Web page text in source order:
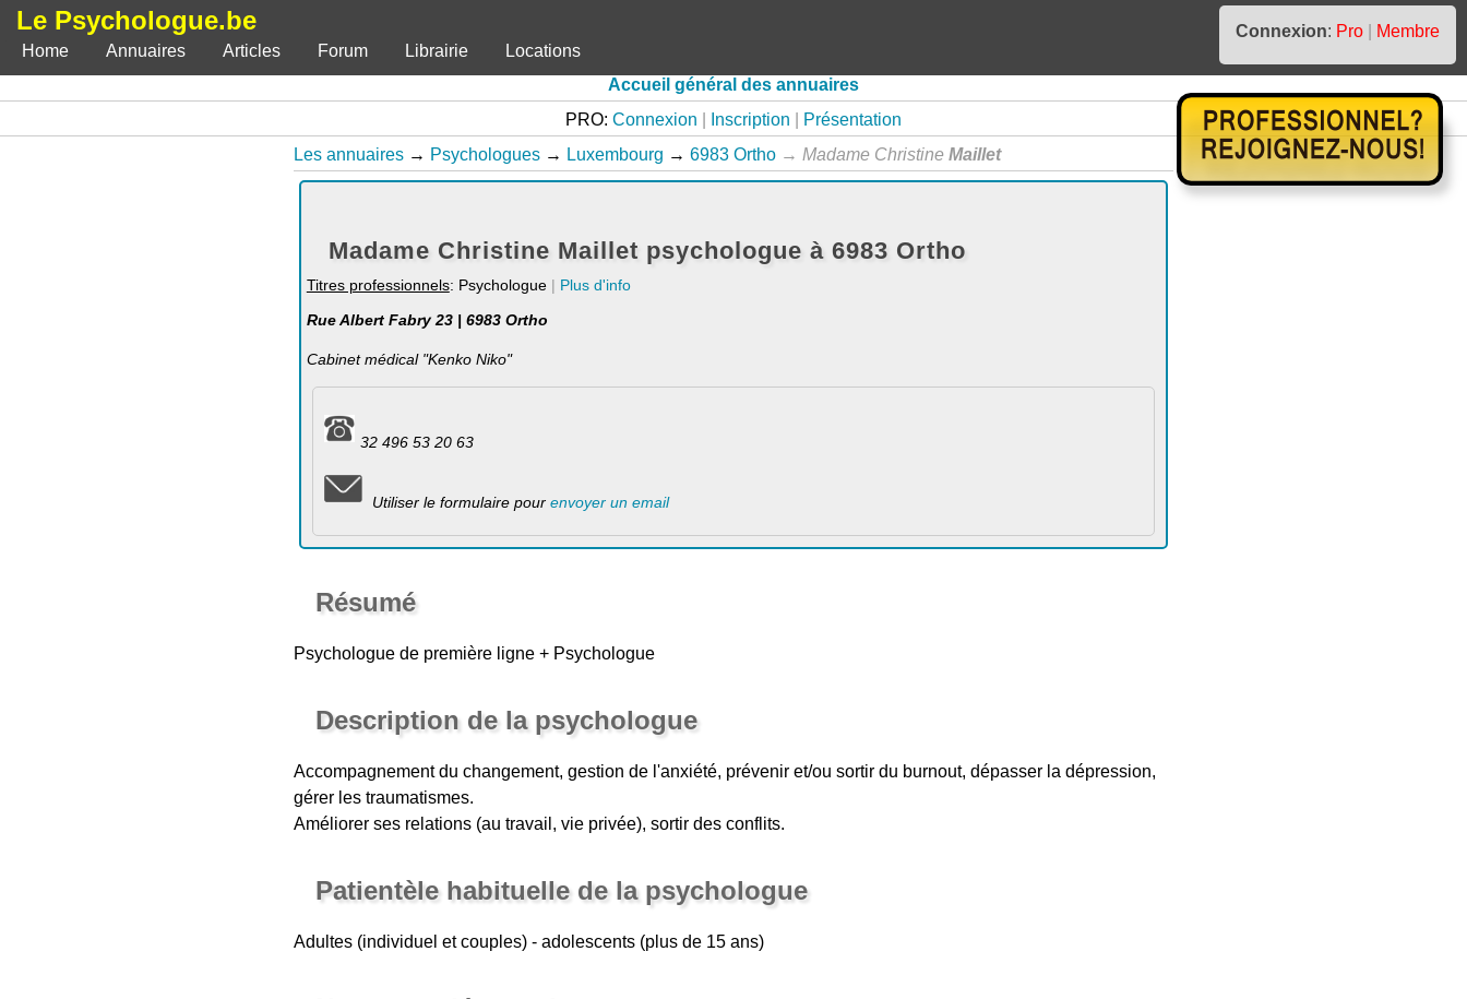
Le Psychologue.be Connexion: Pro
Membre
Home
Annuaires Articles Forum Librairie
Locations
Accueil général des annuaires
PRO: Connexion Inscription
Présentation
Les annuaires → Psychologues → Luxembourg → 6983 Ortho → Madame Christine Maillet
Madame Christine Maillet psychologue à 6983 Ortho
Titres professionnels: Psychologue | Plus d'info
Rue Albert Fabry 23 | 6983 Ortho
Cabinet médical "Kenko Niko"
32 496 53 20 63
Utiliser le formulaire pourenvoyer un email
Résumé
Psychologue de première ligne + Psychologue
Description de la psychologue
Accompagnement du changement, gestion de l'anxiété, prévenir et/ou sortir du burnout, dépasser la dépression,
gérer les traumatismes.
Améliorer ses relations (au travail, vie privée), sortir des conflits.
Patientèle habituelle de la psychologue
Adultes (individuel et couples) - adolescents (plus de 15 ans)